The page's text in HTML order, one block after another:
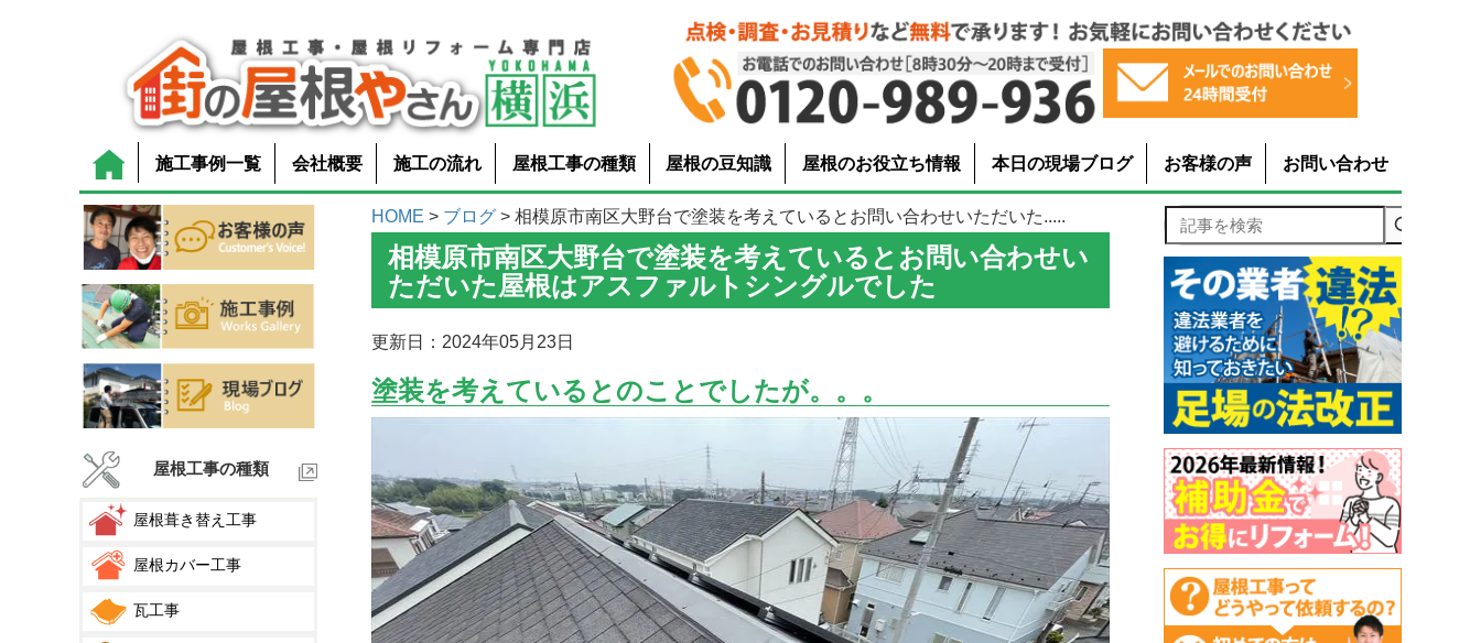
施工事例一覧 会社概要 施工の流れ 屋根工事の種類 屋根の豆知識 屋根のお役立ち情報 本日の現場ブログ お客様の声 お問い合わせ
屋根工事の種類
屋根葺き替え工事
屋根カバー工事
瓦工事
HOME > ブログ > 相模原市南区大野台で塗装を考えているとお問い合わせいただいた.....
相模原市南区大野台で塗装を考えているとお問い合わせい
ただいた屋根はアスファルトシングルでした
更新日：2024年05月23日
塗装を考えているとのことでしたが。。。
記事を検索